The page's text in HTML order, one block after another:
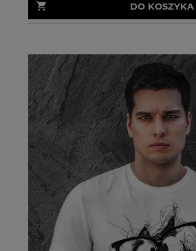
DO KOSZYKA